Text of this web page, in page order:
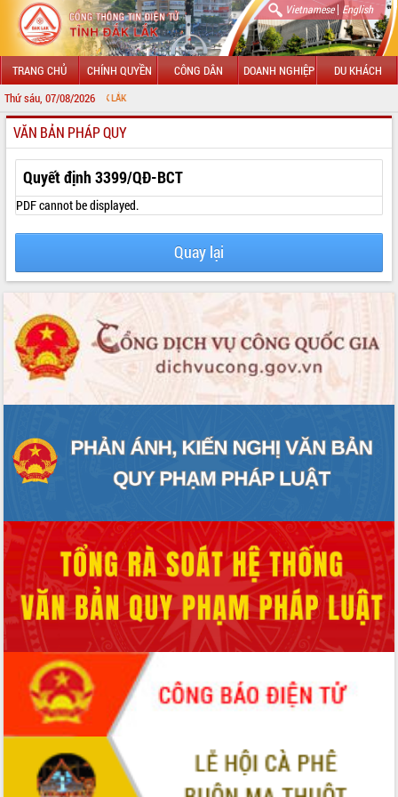
Vietnamese| English
TRANG CHỦ CHÍNH QUYỀN CÔNG DÂN DOANH NGHIỆP DU KHÁCH
Thứ sáu, 07/08/2026
GIỚI THIỆU
LÃNH ĐẠO UBND TỈNH
TIN TỨC SỰ KIỆN
UBND CÁC XÃ, PHƯỜNG
THÔNG TIN CHỈ ĐẠO ĐIỀU HÀNH
HỆ THỐNG VĂN BẢN
VĂN BẢN HĐND TỈNH
QUY HOẠCH - KẾ HOẠCH
VĂN BẢN PHÁP QUY
Quyết định 3399/QĐ-BCT
PDF cannot be displayed.
Quay lại